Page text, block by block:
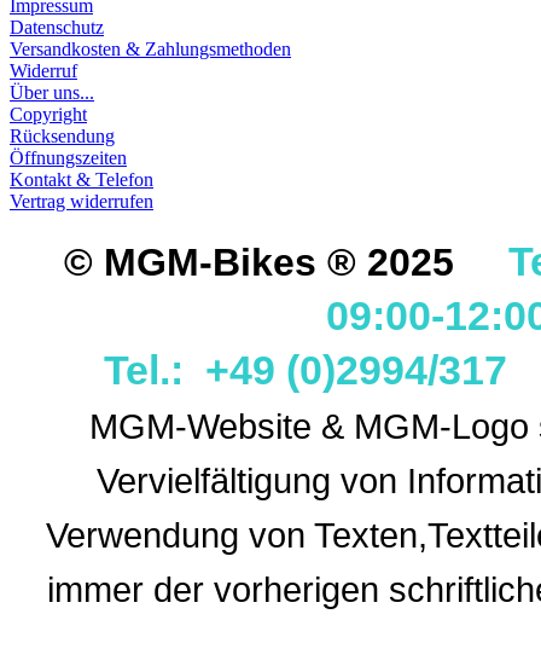
Impressum
Datenschutz
Versandkosten & Zahlungsmethoden
Widerruf
Über uns...
Copyright
Rücksendung
Öffnungszeiten
Kontakt & Telefon
Vertrag widerrufen
© MGM-Bikes ® 2025
09:00-
Tel.: +49 (0)2994/
MGM-Website & MGM-
Vervielfältigung von
Verwendung von
immer der vorherigen